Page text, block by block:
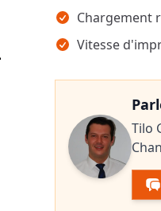
Chargement
Vitesse
Tilo